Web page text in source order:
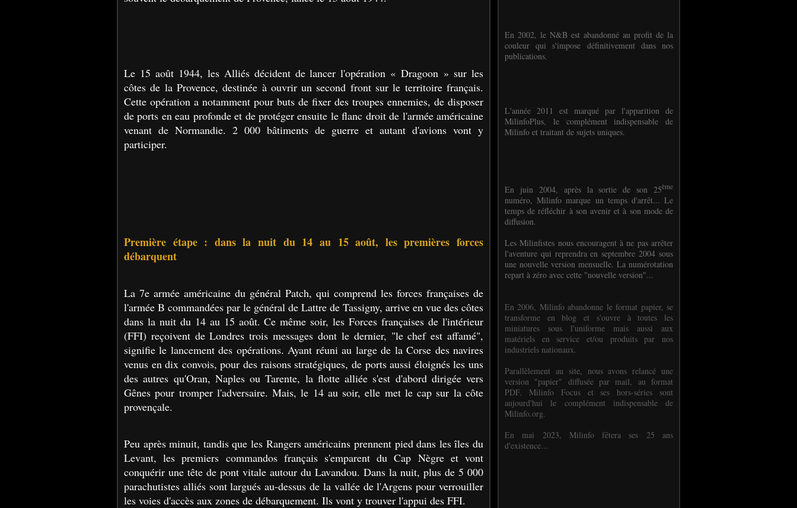
Le 15 août 1944, les Alliés décident de lancer l'opération « Dragoon » sur les
côtes de la Provence, destinée à ouvrir un second front sur le territoire français.
Cette opération a notamment pour buts de fixer des troupes ennemies, de disposer
de ports en eau profonde et de protéger ensuite le flanc droit de l'armée américaine
venant de Normandie. 2 000 bâtiments de guerre et autant d'avions vont y
participer.
Première étape : dans la nuit du 14 au 15 août, les premières forces
débarquent
La 7e armée américaine du général Patch, qui comprend les forces françaises de
l'armée B commandées par le général de Lattre de Tassigny, arrive en vue des côtes
dans la nuit du 14 au 15 août. Ce même soir, les Forces françaises de l'intérieur
(FFI) reçoivent de Londres trois messages dont le dernier, "le chef est affamé",
signifie le lancement des opérations. Ayant réuni au large de la Corse des navires
venus en dix convois, pour des raisons stratégiques, de ports aussi éloignés les uns
des autres qu'Oran, Naples ou Tarente, la flotte alliée s'est d'abord dirigée vers
Gênes pour tromper l'adversaire. Mais, le 14 au soir, elle met le cap sur la côte
provençale.
Peu après minuit, tandis que les Rangers américains prennent pied dans les îles du
Levant, les premiers commandos français s'emparent du Cap Nègre et vont
conquérir une tête de pont vitale autour du Lavandou. Dans la nuit, plus de 5 000
parachutistes alliés sont largués au-dessus de la vallée de l'Argens pour verrouiller
les voies d'accès aux zones de débarquement. Ils vont y trouver l'appui des FFI.
En 2002, le N&B est abandonné au profit de la
couleur qui s'impose définitivement dans nos
publications.
L'année 2011 est marqué par l'apparition de
MilinfoPlus, le complément indispensable de
Milinfo et traitant de sujets uniques.
En juin 2004, après la sortie de son 25ème
numéro, Milinfo marque un temps d'arrêt... Le
temps de réfléchir à son avenir et à son mode de
diffusion.
Les Milinfistes nous encouragent à ne pas arrêter
l'aventure qui reprendra en septembre 2004 sous
une nouvelle version mensuelle. La numérotation
repart à zéro avec cette "nouvelle version"...
En 2006, Milinfo abandonne le format papier, se
transforme en blog et s'ouvre à toutes les
miniatures sous l'uniforme mais aussi aux
matériels en service et/ou produits par nos
industriels nationaux.
Parallèlement au site, nous avons relancé une
version "papier" diffusée par mail, au format
PDF. Milinfo Focus et ses hors-séries sont
aujourd'hui le complément indispensable de
Milinfo.org.
En mai 2023, Milinfo fêtera ses 25 ans
d'existence...